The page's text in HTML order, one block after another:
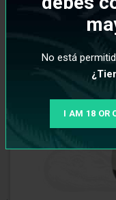
No está
I AM 18 OR